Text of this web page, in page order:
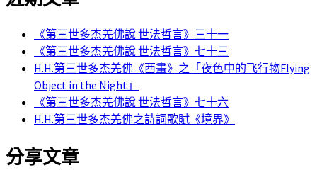
《第三世多杰羌佛說 世法哲言》三十一
《第三世多杰羌佛說 世法哲言》七十三
H.H.第三世多杰羌佛《西畫》之「夜色中的飞行物Flying
Object in the Night」
《第三世多杰羌佛說 世法哲言》七十六
H.H.第三世多杰羌佛之詩詞歌賦《境界》
分享文章